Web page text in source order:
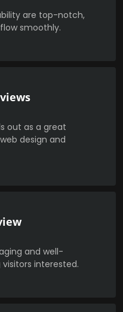
are top-notch,
smoothly.
out as a great
design and
and well-
interested.